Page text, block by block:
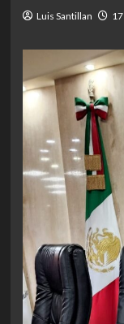
Luis Santillan